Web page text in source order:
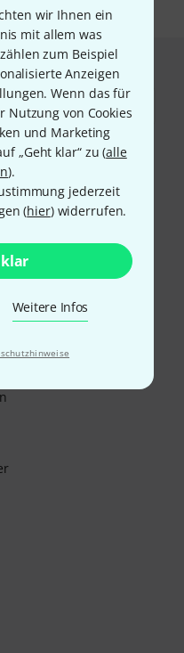
wir Ihnen ein
mit allem was
zum Beispiel
Anzeigen
Wenn das für
Nutzung von Cookies
und Marketing
„Geht klar“ zu (alle
).
jederzeit
(hier) widerrufen.
Weitere Infos
per Nachnahme,
Klarna Sofort bezahlen